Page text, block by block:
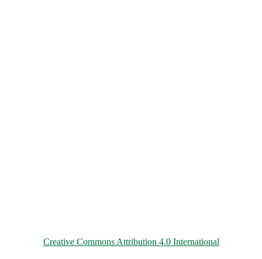
Creative Commons Attribution 4.0 International